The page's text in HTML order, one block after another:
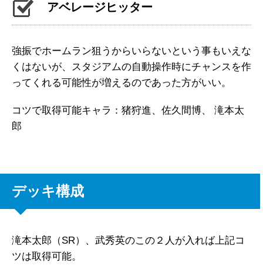
アベレージヒッター
強振でホームラン狙うからいらないという事もいえな
くはないが、スタジアムの自動操作時にチャンスを作
ってくれる可能性が増えるのであった方がいい。
コツで取得可能キャラ：猪狩進、佐久間博、 滝本太
郎
デッキ構成
滝本太郎（SR）、武秀英のこの２人が入れば上記コ
ツは取得可能。